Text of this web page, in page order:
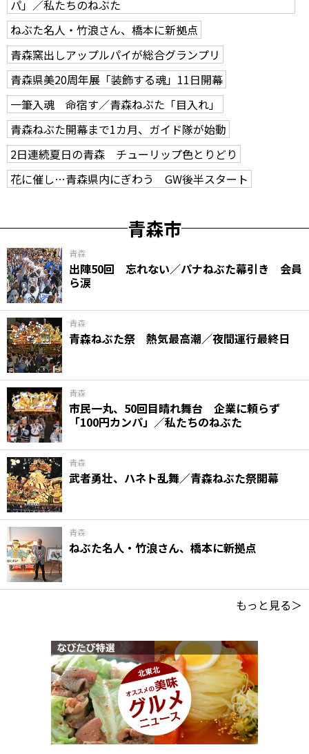
パ」／私たちのねぶた
ねぶた名人・竹浪さん、橋本に新拠点
青森窯出しアップルパイが総合グランプリ
青森県美20周年展「装飾する魂」11日開幕
一筆入魂 命宿す／青森ねぶた「目入れ」
青森ねぶた開幕まで1カ月、ガイド隊が始動
2日連続夏日の青森 チューリップ色とりどり
花に催し…青森県内にぎわう GW後半スタート
青森市
青森
出陣50回 忘れない／パナねぶた幕引き 会員
ら涙
青森
青森ねぶた祭 熱気最高潮／夜間運行最終日
青森
市民一丸、50回目晴れ舞台 企業に頼らず
「100円カンパ」／私たちのねぶた
青森
武者勇壮、ハネト乱舞／青森ねぶた祭開幕
青森
ねぶた名人・竹浪さん、橋本に新拠点
もっと見る＞